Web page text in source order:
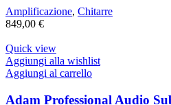
Amplificazione, Chitarre
849,00 €
Quick view
Aggiungi alla wishlist
Aggiungi al carrello
Adam Professional Audio